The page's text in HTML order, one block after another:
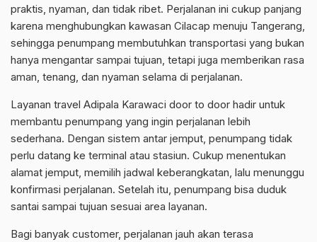
praktis, nyaman, dan tidak ribet. Perjalanan ini cukup panjang
karena menghubungkan kawasan Cilacap menuju Tangerang,
sehingga penumpang membutuhkan transportasi yang bukan
hanya mengantar sampai tujuan, tetapi juga memberikan rasa
aman, tenang, dan nyaman selama di perjalanan.
Layanan travel Adipala Karawaci door to door hadir untuk
membantu penumpang yang ingin perjalanan lebih
sederhana. Dengan sistem antar jemput, penumpang tidak
perlu datang ke terminal atau stasiun. Cukup menentukan
alamat jemput, memilih jadwal keberangkatan, lalu menunggu
konfirmasi perjalanan. Setelah itu, penumpang bisa duduk
santai sampai tujuan sesuai area layanan.
Bagi banyak customer, perjalanan jauh akan terasa